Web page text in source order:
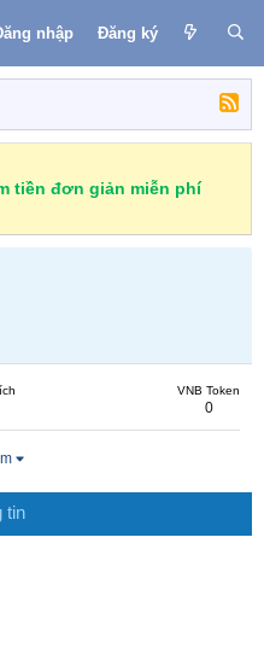
nhập Đăng ký
tiền đơn giản miễn phí
VNB Token
0
tin